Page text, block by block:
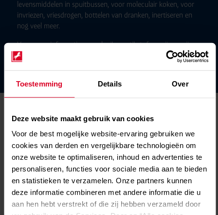
Toestemming Details Over
Deze website maakt gebruik van cookies
Voor de best mogelijke website-ervaring gebruiken we
cookies van derden en vergelijkbare technologieën om
onze website te optimaliseren, inhoud en advertenties te
personaliseren, functies voor sociale media aan te bieden
en statistieken te verzamelen. Onze partners kunnen
deze informatie combineren met andere informatie die u
aan hen hebt verstrekt of die zij hebben verzameld door
levensmiddelen in spuitbussen, voor moleculair koken, voor
invriezen, vriesdrogen, bottelen van dranken, inertiseren en
nog veel meer.
Voor meer informatie over vloeibare stikstof verwijzen wij u
naar het productinformatieblad in het
klantenportaal.
Contactformulier
Productinteresse*
Bedrijfsnaam*
Naam*